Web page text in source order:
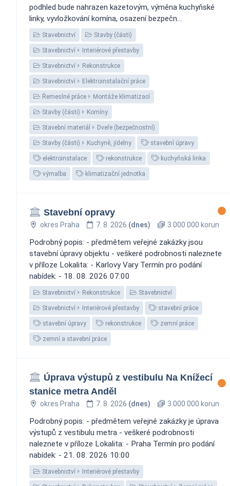
podhled bude nahrazen kazetovým, výměna kuchyňské
linky, vyvložkování komína, osazení bezpečn...
Stavebnictví Stavby (části)
Stavebnictví Interiérové přestavby
Stavebnictví Rekonstrukce
Stavebnictví Elektroinstalační práce
Řemeslné práce Montáže klimatizací
Stavby (části) Komíny
Stavební materiál Dveře (bezpečnostní)
Stavby (části) Kuchyně, jídelny stavební úpravy
elektroinstalace rekonstrukce kuchyňská linka
výmalba klimatizační jednotka
Stavební opravy
okres Praha 7. 8. 2026 (dnes) 3 000 000 korun
Podrobný popis: - předmětem veřejné zakázky jsou
stavební úpravy objektu - veškeré podrobnosti naleznete
v příloze Lokalita: - Karlovy Vary Termín pro podání
nabídek: - 18. 08. 2026 07:00
Stavebnictví Rekonstrukce Stavebnictví
Stavebnictví Interiérové přestavby stavební práce
stavební úpravy rekonstrukce zemní práce
zemní a stavební práce
Úprava výstupů z vestibulu Na Knížecí
stanice metra Anděl
okres Praha 7. 8. 2026 (dnes) 3 000 000 korun
Podrobný popis: - předmětem veřejné zakázky je úprava
výstupů z vestibulu metra - veškeré podrobnosti
naleznete v příloze Lokalita: - Praha Termín pro podání
nabídek: - 21. 08. 2026 10:00
Stavebnictví Interiérové přestavby